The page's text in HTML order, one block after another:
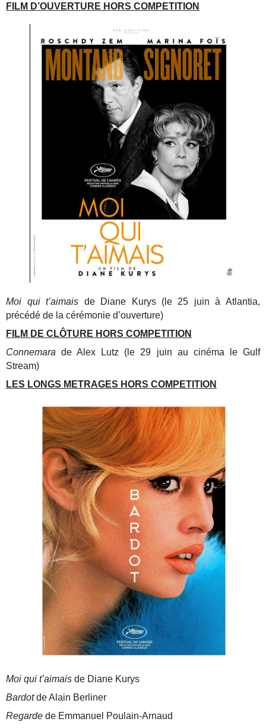
FILM D’OUVERTURE HORS COMPETITION
Moi qui t’aimais de Diane Kurys (le 25 juin à Atlantia,
précédé de la cérémonie d’ouverture)
FILM DE CLÔTURE HORS COMPETITION
Connemara de Alex Lutz (le 29 juin au cinéma le Gulf
Stream)
LES LONGS METRAGES HORS COMPETITION
Moi qui t’aimais de Diane Kurys
Bardotde Alain Berliner
Regarde de Emmanuel Poulain-Arnaud